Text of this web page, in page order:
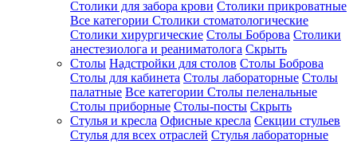
Столики для забора крови Столики прикроватные
Все категории Столики стоматологические
Столики хирургические Столы Боброва Столики
анестезиолога и реаниматолога Скрыть
Столы Надстройки для столов Столы Боброва
Столы для кабинета Столы лабораторные Столы
палатные Все категории Столы пеленальные
Столы приборные Столы-посты Скрыть
Стулья и кресла Офисные кресла Секции стульев
Стулья для всех отраслей Стулья лабораторные